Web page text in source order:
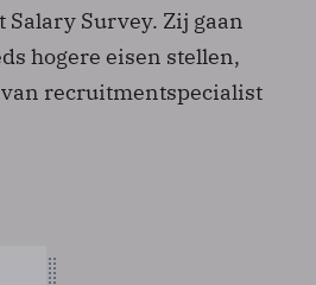
Survey. Zij gaan
hogere eisen stellen,
recruitmentspecialist